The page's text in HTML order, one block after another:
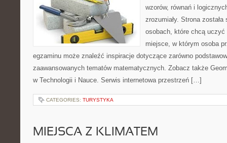
wzorów, równań i
zrozumiały. Strona
osobach, które chcą
miejsce, w którym osoba
egzaminu może znaleźć inspiracje dotyczące zarówno
zaawansowanych tematów matematycznych. Zobacz także
w Technologii i Nauce. Serwis internetowa przestrzeń […]
CATEGORIES: TURYSTYKA
MIEJSCA Z KLIMATEM